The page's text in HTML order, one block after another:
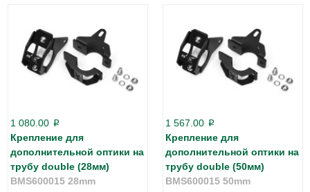
1 080.00 p
Крепление для
дополнительной оптики на
трубу double (28мм)
BMS600015 28mm
1 567.00 p
Крепление для
дополнительной оптики на
трубу double (50мм)
BMS600015 50mm